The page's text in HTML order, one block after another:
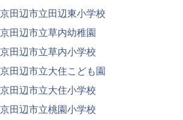
京田辺市立田辺東小学校
京田辺市立草内幼稚園
京田辺市立草内小学校
京田辺市立大住こども園
京田辺市立大住小学校
京田辺市立桃園小学校